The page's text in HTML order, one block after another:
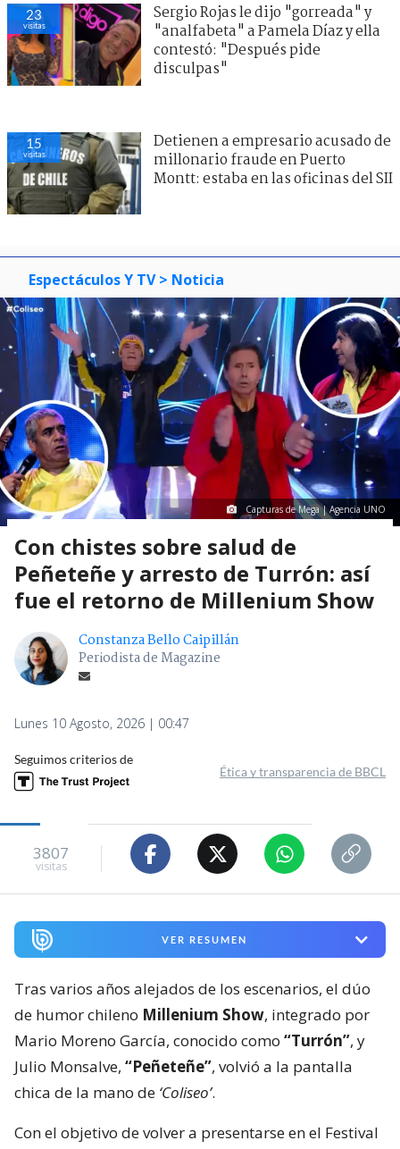
23
visitas
Sergio Rojas le dijo "gorreada" y
"analfabeta" a Pamela Díaz y ella
contestó: "Después pide
disculpas"
15
visitas
Detienen a empresario acusado de
millonario fraude en Puerto
Montt: estaba en las oficinas del SII
Espectáculos Y TV > Noticia
Capturas de Mega | Agencia UNO
Con chistes sobre salud de
Peñeteñe y arresto de Turrón: así
fue el retorno de Millenium Show
Constanza Bello Caipillán
Periodista de Magazine
Lunes 10 Agosto, 2026 | 00:47
Seguimos criterios de
Ética y transparencia de BBCL
3807
visitas
VER RESUMEN
Tras varios años alejados de los escenarios, el dúo
de humor chileno Millenium Show, integrado por
Mario Moreno García, conocido como “Turrón”, y
Julio Monsalve, “Peñeteñe”, volvió a la pantalla
chica de la mano de ‘Coliseo’.
Con el objetivo de volver a presentarse en el Festival